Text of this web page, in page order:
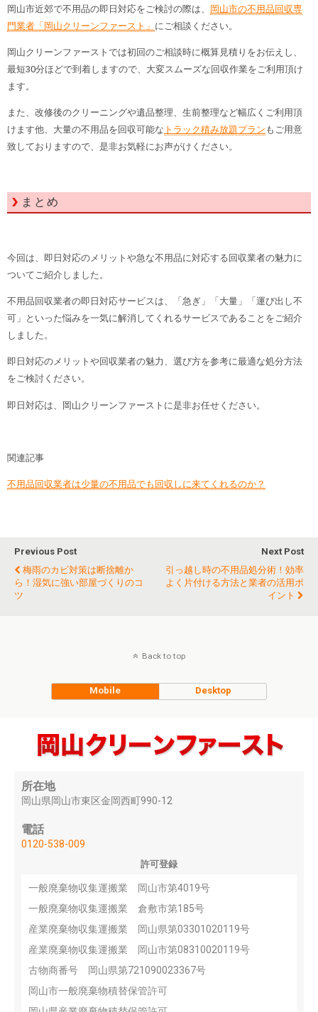
岡山市近郊で不用品の即日対応をご検討の際は、 岡山市の不用品回収専
門業者「岡山クリーンファースト」 にご相談ください。
岡山クリーンファーストでは初回のご相談時に概算見積りをお伝えし、
最短30分ほどで到着しますので、大変スムーズな回収作業をご利用頂け
ます。
また、改修後のクリーニングや遺品整理、生前整理など幅広くご利用頂
けます他、大量の不用品を回収可能な トラック積み放題プラン もご用意
致しておりますので、是非お気軽にお声がけください。
まとめ
今回は、即日対応のメリットや急な不用品に対応する回収業者の魅力に
ついてご紹介しました。
不用品回収業者の即日対応サービスは、「急ぎ」「大量」「運び出し不
可」といった悩みを一気に解消してくれるサービスであることをご紹介
しました。
即日対応のメリットや回収業者の魅力、選び方を参考に最適な処分方法
をご検討ください。
即日対応は、岡山クリーンファーストに是非お任せください。
関連記事
不用品回収業者は少量の不用品でも回収しに来てくれるのか？
Previous Post
梅雨のカビ対策は断捨離か
ら！湿気に強い部屋づくりのコ
ツ
Next Post
引っ越し時の不用品処分術！効率
よく片付ける方法と業者の活用ポ
イント
Back to top
Mobile Desktop
所在地
岡山県岡山市東区金岡西町990-12
電話
0120-538-009
許可登録
一般廃棄物収集運搬業 岡山市第4019号
一般廃棄物収集運搬業 倉敷市第185号
産業廃棄物収集運搬業 岡山県第03301020119号
産業廃棄物収集運搬業 岡山市第08310020119号
古物商番号 岡山県第721090023367号
岡山市一般廃棄物積替保管許可